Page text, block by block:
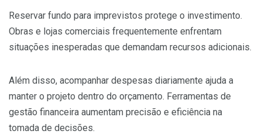
Reservar fundo para imprevistos protege o investimento.
Obras e lojas comerciais frequentemente enfrentam
situações inesperadas que demandam recursos adicionais.
Além disso, acompanhar despesas diariamente ajuda a
manter o projeto dentro do orçamento. Ferramentas de
gestão financeira aumentam precisão e eficiência na
tomada de decisões.